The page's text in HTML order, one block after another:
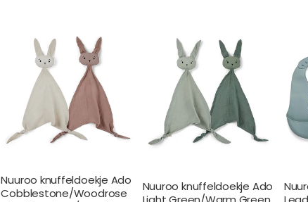
Nuuroo knuffeldoekje Ado
Cobblestone/Woodrose
Nuuroo knuffeldoekje Ado